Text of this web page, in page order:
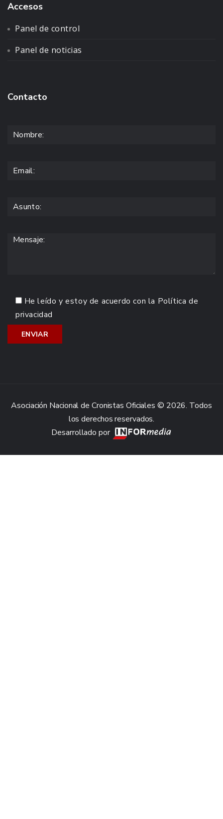
Accesos
Panel de control
Panel de noticias
Contacto
He leído y estoy de acuerdo con la Política de
privacidad
Asociación Nacional de Cronistas Oficiales © 2026. Todos
los derechos reservados.
Desarrollado por